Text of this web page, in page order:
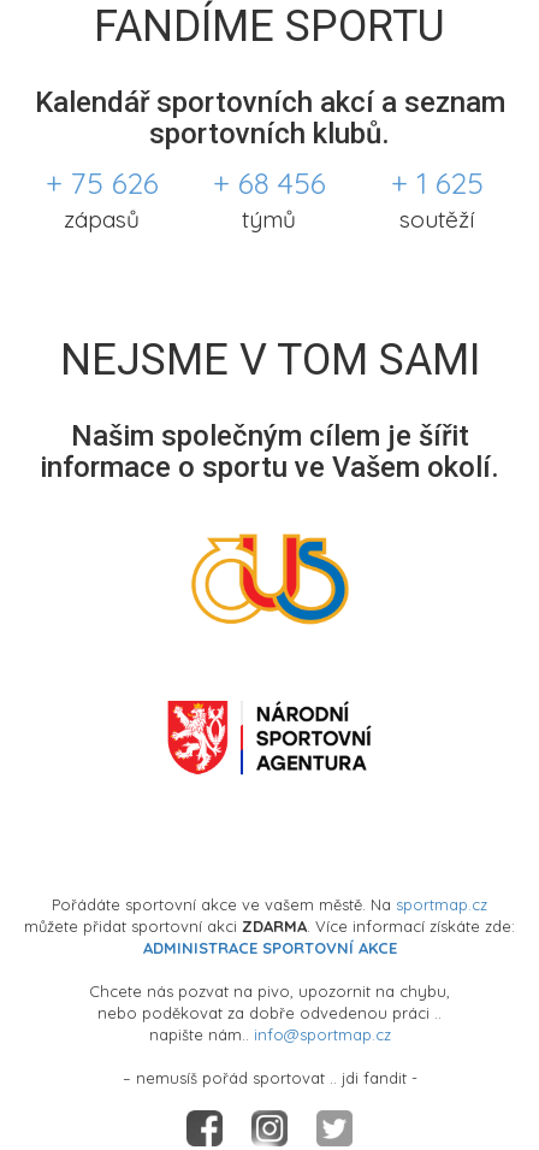
FANDÍME SPORTU
Kalendář sportovních akcí a seznam
sportovních klubů.
+ 75 626
zápasů
+ 68 456
týmů
+ 1 625
soutěží
NEJSME V TOM SAMI
Našim společným cílem je šířit
informace o sportu ve Vašem okolí.
Pořádáte sportovní akce ve vašem městě. Na sportmap.cz
můžete přidat sportovní akci ZDARMA . Více informací získáte zde:
ADMINISTRACE SPORTOVNÍ AKCE
Chcete nás pozvat na pivo, upozornit na chybu,
nebo poděkovat za dobře odvedenou práci ..
napište nám.. info@sportmap.cz
– nemusíš pořád sportovat .. jdi fandit -